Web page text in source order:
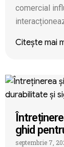
comercial
Citește mai
ghid
septembrie 7,